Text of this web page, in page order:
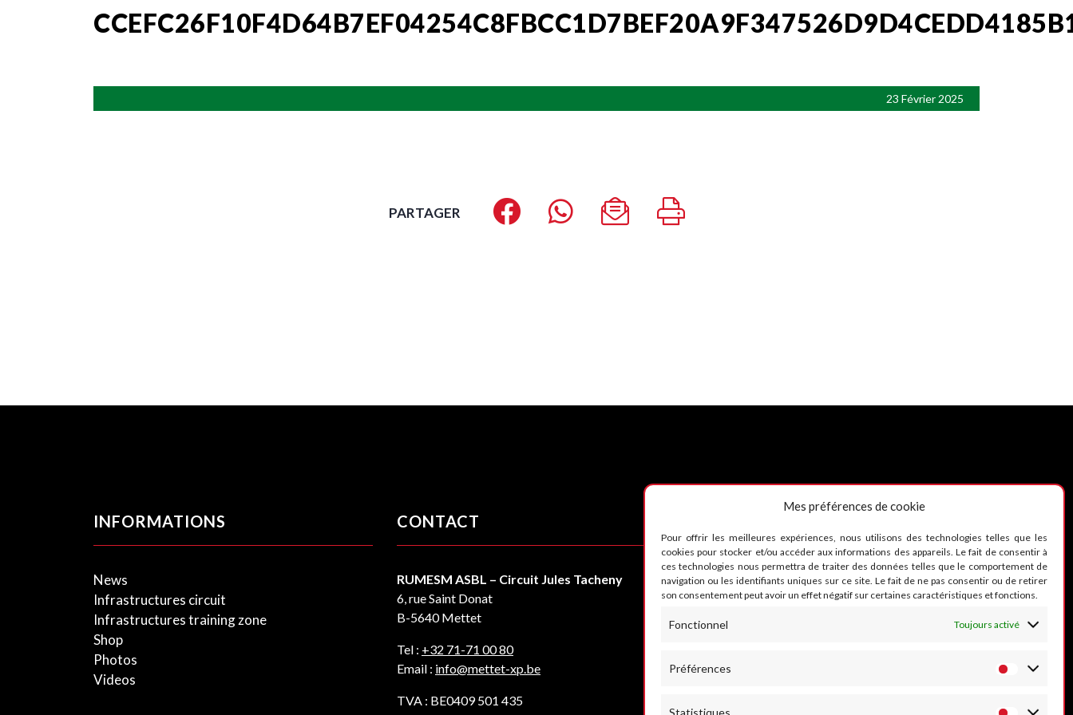
Mes préférences de cookie
Pour offrir les meilleures expériences, nous utilisons des technologies telles que les
cookies pour stocker et/ou accéder aux informations des appareils. Le fait de consentir à
ces technologies nous permettra de traiter des données telles que le comportement de
navigation ou les identifiants uniques sur ce site. Le fait de ne pas consentir ou de retirer
son consentement peut avoir un effet négatif sur certaines caractéristiques et fonctions.
Fonctionnel Toujours activé
Préférences
Statistiques
23 Février 2025
PARTAGER
INFORMATIONS
News
Infrastructures circuit
Infrastructures training zone
Shop
Photos
Videos
CONTACT
RUMESM ASBL – Circuit Jules Tacheny
6, rue Saint Donat
B-5640 Mettet
Tel : +32 71-71 00 80
Email : info@mettet-xp.be
TVA : BE0409 501 435